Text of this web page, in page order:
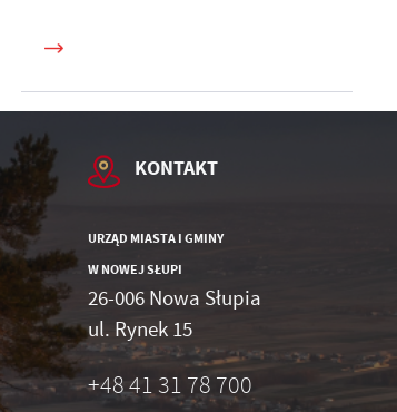
KONTAKT
URZĄD MIASTA I GMINY
W NOWEJ SŁUPI
26-006 Nowa Słupia
ul. Rynek 15
+48 41 31 78 700